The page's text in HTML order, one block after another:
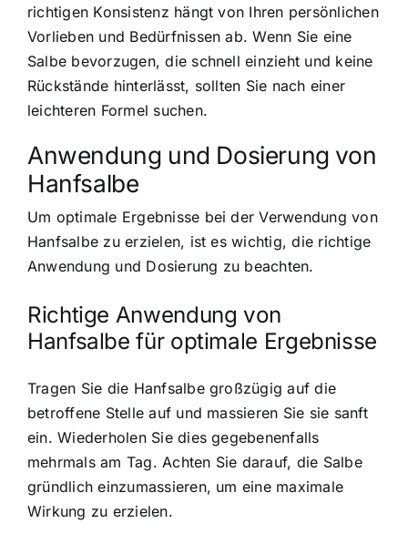
richtigen Konsistenz hängt von Ihren persönlichen
Vorlieben und Bedürfnissen ab. Wenn Sie eine
Salbe bevorzugen, die schnell einzieht und keine
Rückstände hinterlässt, sollten Sie nach einer
leichteren Formel suchen.
Anwendung und Dosierung von
Hanfsalbe
Um optimale Ergebnisse bei der Verwendung von
Hanfsalbe zu erzielen, ist es wichtig, die richtige
Anwendung und Dosierung zu beachten.
Richtige Anwendung von
Hanfsalbe für optimale Ergebnisse
Tragen Sie die Hanfsalbe großzügig auf die
betroffene Stelle auf und massieren Sie sie sanft
ein. Wiederholen Sie dies gegebenenfalls
mehrmals am Tag. Achten Sie darauf, die Salbe
gründlich einzumassieren, um eine maximale
Wirkung zu erzielen.